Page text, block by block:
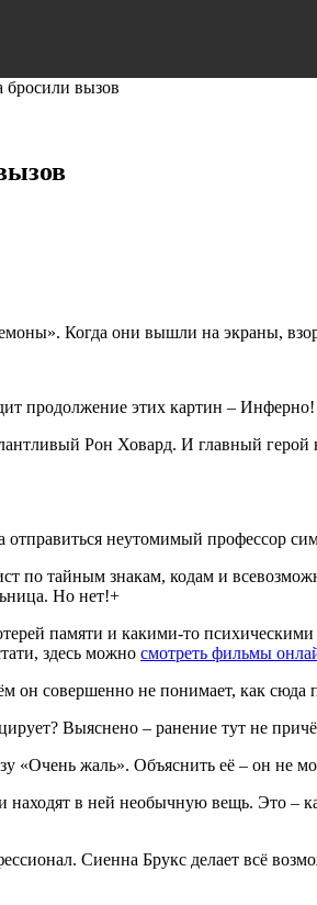
вызов
Когда они вышли на экраны,
продолжение этих картин – Инферно!
Рон Ховард. И главный
неутомимый профессор
по тайным знакам, кодам и
Но нет!+
памяти и какими-то
здесь можно cмотреть фильмы
он совершенно не понимает, как сюда
Выяснено – ранение тут не
«Очень жаль». Объяснить её – он не
в ней необычную вещь. Это –
Сиенна Брукс делает всё